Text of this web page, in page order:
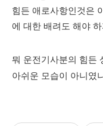
힘든 애로사항인것은
에 대한 배려도 해야
뭐 운전기사분의 힘든
아쉬운 모습이 아니였